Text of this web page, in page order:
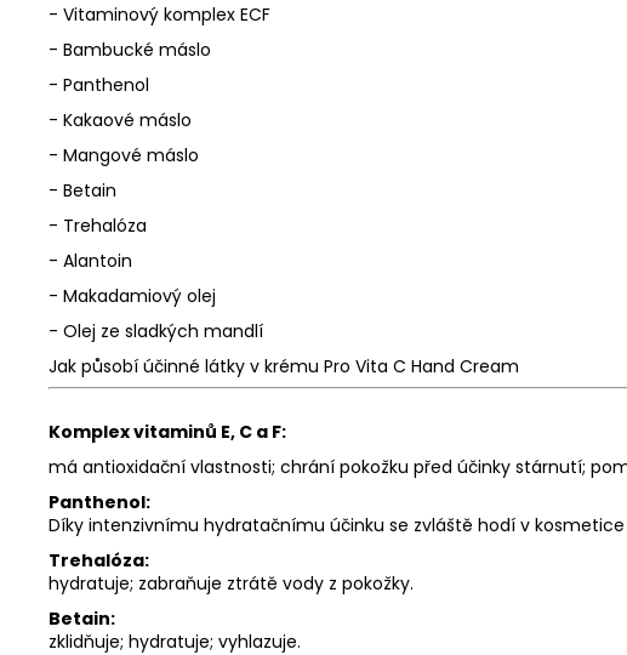
- Vitaminový komplex ECF
- Bambucké máslo
- Panthenol
- Kakaové máslo
- Mangové máslo
- Betain
- Trehalóza
- Alantoin
- Makadamiový olej
- Olej ze sladkých mandlí
Jak působí účinné látky v krému Pro Vita C Hand Cream
Komplex vitaminů E, C a F:
má antioxidační vlastnosti; chrání pokožku před účinky stárnutí;
Panthenol:
Díky intenzivnímu hydratačnímu účinku se zvláště hodí v
Trehalóza:
hydratuje; zabraňuje ztrátě vody z pokožky.
Betain:
zklidňuje; hydratuje; vyhlazuje.